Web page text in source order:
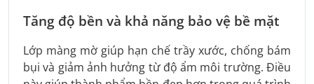
Tăng độ bền và khả năng bảo vệ bề mặt
Lớp màng mờ giúp hạn chế trầy xước, chống bám
bụi và giảm ảnh hưởng từ độ ẩm môi trường. Điều